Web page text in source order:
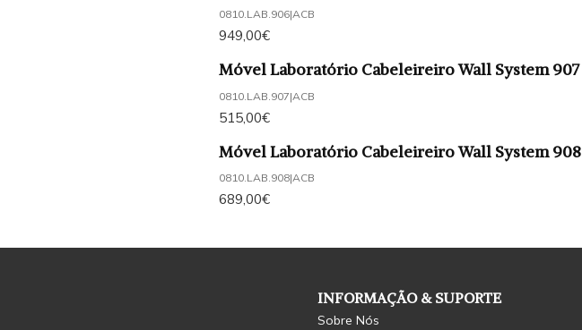
0810.LAB.906|ACB
949,00€
Móvel Laboratório Cabeleireiro Wall System 907
0810.LAB.907|ACB
515,00€
Móvel Laboratório Cabeleireiro Wall System 908
0810.LAB.908|ACB
689,00€
INFORMAÇÃO & SUPORTE
Sobre Nós